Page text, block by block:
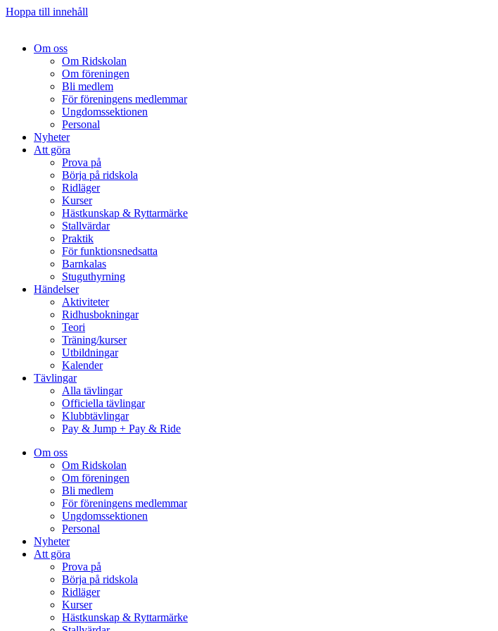
Hoppa till innehåll
Om oss
Om Ridskolan
Om föreningen
Bli medlem
För föreningens medlemmar
Ungdomssektionen
Personal
Nyheter
Att göra
Prova på
Börja på ridskola
Ridläger
Kurser
Hästkunskap & Ryttarmärke
Stallvärdar
Praktik
För funktionsnedsatta
Barnkalas
Stuguthyrning
Händelser
Aktiviteter
Ridhusbokningar
Teori
Träning/kurser
Utbildningar
Kalender
Tävlingar
Alla tävlingar
Officiella tävlingar
Klubbtävlingar
Pay & Jump + Pay & Ride
Om oss
Om Ridskolan
Om föreningen
Bli medlem
För föreningens medlemmar
Ungdomssektionen
Personal
Nyheter
Att göra
Prova på
Börja på ridskola
Ridläger
Kurser
Hästkunskap & Ryttarmärke